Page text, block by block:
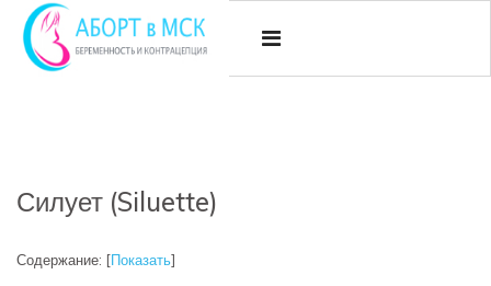
Силует (Siluette)
Содержание: [Показать]